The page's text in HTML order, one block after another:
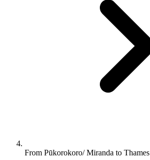
From Pūkorokoro/ Miranda to Thames